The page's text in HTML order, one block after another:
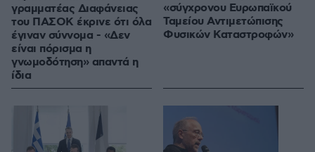
γραμματέας Διαφάνειας
του ΠΑΣΟΚ έκρινε ότι όλα
έγιναν σύννομα - «Δεν
είναι πόρισμα η
γνωμοδότηση» απαντά η
ίδια
«σύγχρονου Ευρωπαϊκού
Ταμείου Αντιμετώπισης
Φυσικών Καταστροφών»